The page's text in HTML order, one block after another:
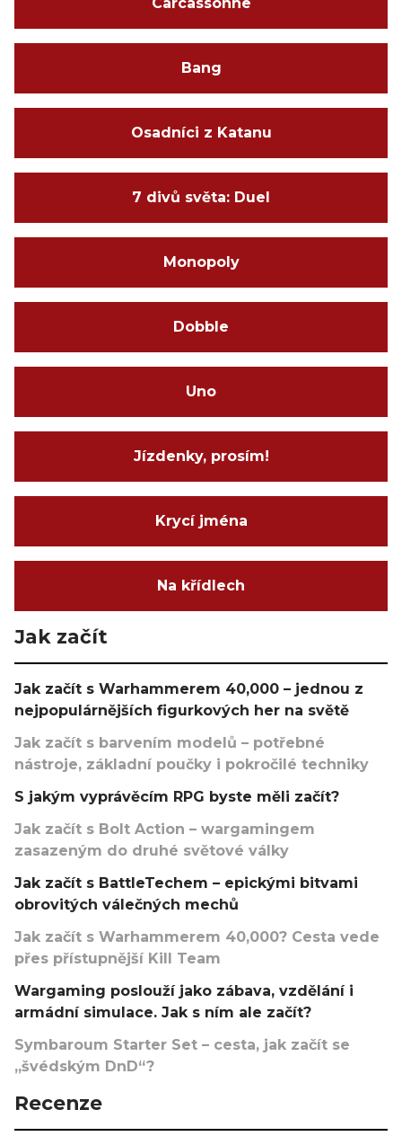
Bang
Osadníci z Katanu
7 divů světa: Duel
Monopoly
Dobble
Uno
Jízdenky, prosím!
Krycí jména
Na křídlech
Jak začít
Jak začít s Warhammerem 40,000 – jednou z
nejpopulárnějších figurkových her na světě
Jak začít s barvením modelů – potřebné
nástroje, základní poučky i pokročilé techniky
S jakým vyprávěcím RPG byste měli začít?
Jak začít s Bolt Action – wargamingem
zasazeným do druhé světové války
Jak začít s BattleTechem – epickými bitvami
obrovitých válečných mechů
Jak začít s Warhammerem 40,000? Cesta vede
přes přístupnější Kill Team
Wargaming poslouží jako zábava, vzdělání i
armádní simulace. Jak s ním ale začít?
Symbaroum Starter Set – cesta, jak začít se
„švédským DnD“?
Recenze